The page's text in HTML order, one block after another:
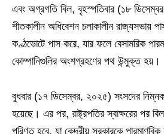
এবং অগ্রগতি বিল, বৃহস্পতিবার (১৮
শীতকালীন অধিবেশন চলাকালীন রাজ্যসভায়
কণ্ঠভোটে পাস করে, যার ফলে বেসামরিক
কোম্পানিগুলির অংশগ্রহণের পথ উন্মুক্ত হয়।
বুধবার (১৭ ডিসেম্বর, ২০২৫) সংসদের
হয়েছে। এর পর, রাষ্ট্রপতির স্বাক্ষরের পর
পরিণত হবে, যা কেন্দ্রীয় সরকারকে